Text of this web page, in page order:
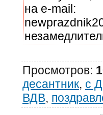
на e-mail:
Просмотров:
десантник, с
ВДВ,